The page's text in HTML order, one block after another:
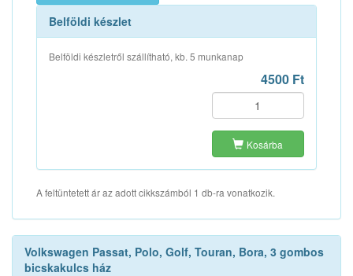
Belföldi készlet
Belföldi készletről szállítható, kb. 5 munkanap
4500 Ft
Kosárba
A feltüntetett ár az adott cikkszámból 1 db-ra vonatkozik.
Volkswagen Passat, Polo, Golf, Touran, Bora, 3 gombos
bicskakulcs ház